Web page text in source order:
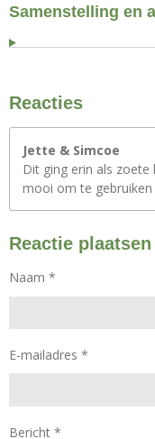
Samenstelling en
Reacties
Jette & Simcoe
Dit ging erin als zoete
mooi om te
Reactie plaatsen
Naam *
E-mailadres *
Bericht *